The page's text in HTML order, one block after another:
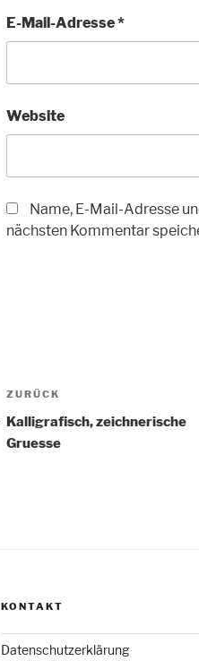
E-Mail-Adresse*
Website
Name, E-Mail-Adresse
nächsten Kommentar
Beitragsnavigation
Vorheriger
Beitrag
ZURÜCK
Kalligrafisch, zeichnerische
Gruesse
KONTAKT
Datenschutzerklärung